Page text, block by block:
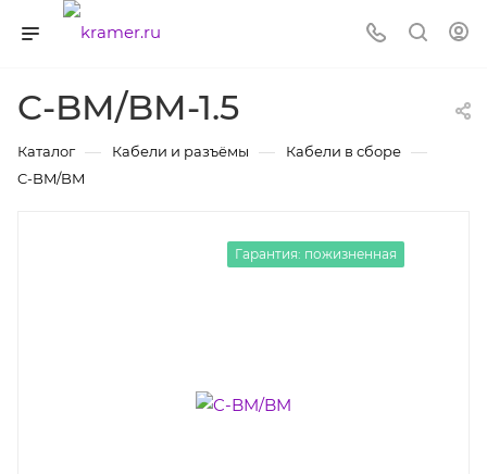
C-BM/BM-1.5
Каталог — Кабели и разъёмы — Кабели в сборе —
C-BM/BM
Гарантия: пожизненная